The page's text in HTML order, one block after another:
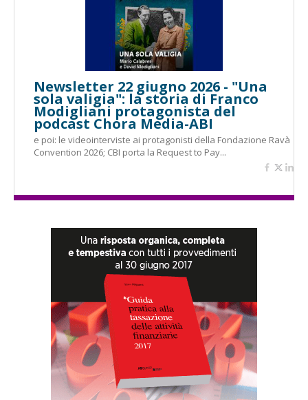
Newsletter 22 giugno 2026 - "Una
sola valigia": la storia di Franco
Modigliani protagonista del
podcast Chora Media-ABI
e poi: le videointerviste ai protagonisti della Fondazione Ravà
Convention 2026; CBI porta la Request to Pay...